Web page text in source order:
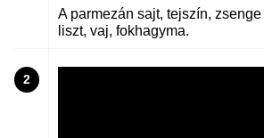
A parmezán sajt, tejszín,
liszt, vaj, fokhagyma.
2